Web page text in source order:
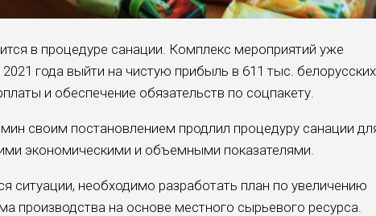
в процедуре санации. Комплекс мероприятий уже
года выйти на чистую прибыль в 611 тыс. белорусских
и обеспечение обязательств по соцпакету.
своим постановлением продлил процедуру санации
экономическими и объемными показателями.
ситуации, необходимо разработать план по увеличению
производства на основе местного сырьевого ресурса.